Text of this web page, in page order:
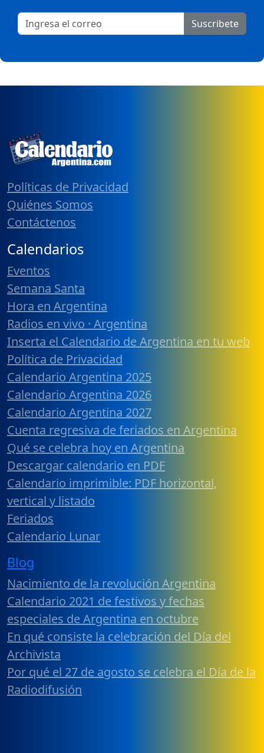
Suscribete
Políticas de Privacidad
Quiénes Somos
Contáctenos
Calendarios
Eventos
Semana Santa
Hora en Argentina
Radios en vivo · Argentina
Inserta el Calendario de Argentina en tu web
Política de Privacidad
Calendario Argentina 2025
Calendario Argentina 2026
Calendario Argentina 2027
Cuenta regresiva de feriados en Argentina
Qué se celebra hoy en Argentina
Descargar calendario en PDF
Calendario imprimible: PDF horizontal,
vertical y listado
Feriados
Calendario Lunar
Blog
Nacimiento de la revolución Argentina
Calendario 2021 de festivos y fechas
especiales de Argentina en octubre
En qué consiste la celebración del Día del
Archivista
Por qué el 27 de agosto se celebra el Día de la
Radiodifusión